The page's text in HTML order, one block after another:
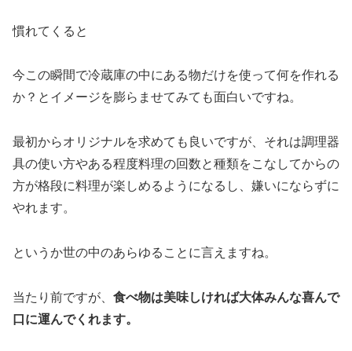
慣れてくると
今この瞬間で冷蔵庫の中にある物だけを使って何を作れる
か？とイメージを膨らませてみても面白いですね。
最初からオリジナルを求めても良いですが、それは調理器
具の使い方やある程度料理の回数と種類をこなしてからの
方が格段に料理が楽しめるようになるし、嫌いにならずに
やれます。
というか世の中のあらゆることに言えますね。
当たり前ですが、 食べ物は美味しければ大体みんな喜んで
口に運んでくれます。